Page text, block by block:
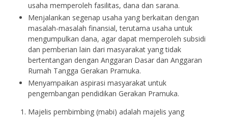
usaha memperoleh fasilitas, dana dan sarana.
Menjalankan segenap usaha yang berkaitan dengan
masalah-masalah finansial, terutama usaha untuk
mengumpulkan dana, agar dapat memperoleh subsidi
dan pemberian lain dari masyarakat yang tidak
bertentangan dengan Anggaran Dasar dan Anggaran
Rumah Tangga Gerakan Pramuka.
Menyampaikan aspirasi masyarakat untuk
pengembangan pendidikan Gerakan Pramuka.
Majelis pembimbing (mabi) adalah majelis yang